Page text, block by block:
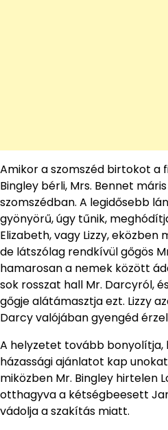
Amikor a szomszéd birtokot a
Bingley bérli, Mrs. Bennet
szomszédban. A legidősebb
gyönyörű, úgy tűnik,
Elizabeth, vagy Lizzy, eközben
de látszólag rendkívül gőgös
hamarosan a nemek között
sok rosszat hall Mr. Darcyról,
gőgje alátámasztja ezt. Lizzy
Darcy valójában gyengéd
A helyzetet tovább bonyolítja,
házassági ajánlatot kap
miközben Mr. Bingley hirtelen
otthagyva a kétségbeesett
vádolja a szakítás miatt.